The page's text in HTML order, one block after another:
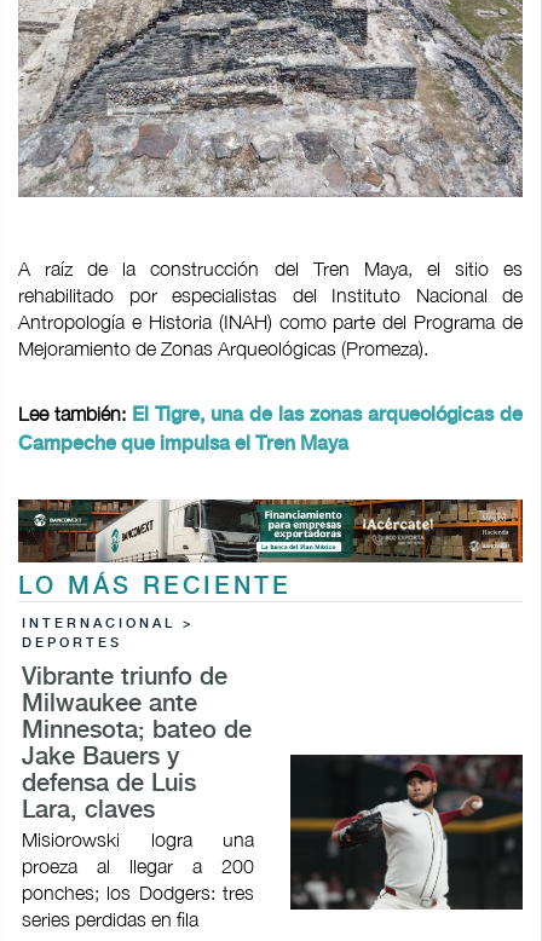
A raíz de la construcción del Tren Maya, el sitio es
rehabilitado por especialistas del Instituto Nacional de
Antropología e Historia (INAH) como parte del Programa de
Mejoramiento de Zonas Arqueológicas (Promeza).
Lee también: El Tigre, una de las zonas arqueológicas de
Campeche que impulsa el Tren Maya
LO MÁS RECIENTE
INTERNACIONAL >
DEPORTES
Vibrante triunfo de
Milwaukee ante
Minnesota; bateo de
Jake Bauers y
defensa de Luis
Lara, claves
Misiorowski logra una
proeza al llegar a 200
ponches; los Dodgers: tres
series perdidas en fila